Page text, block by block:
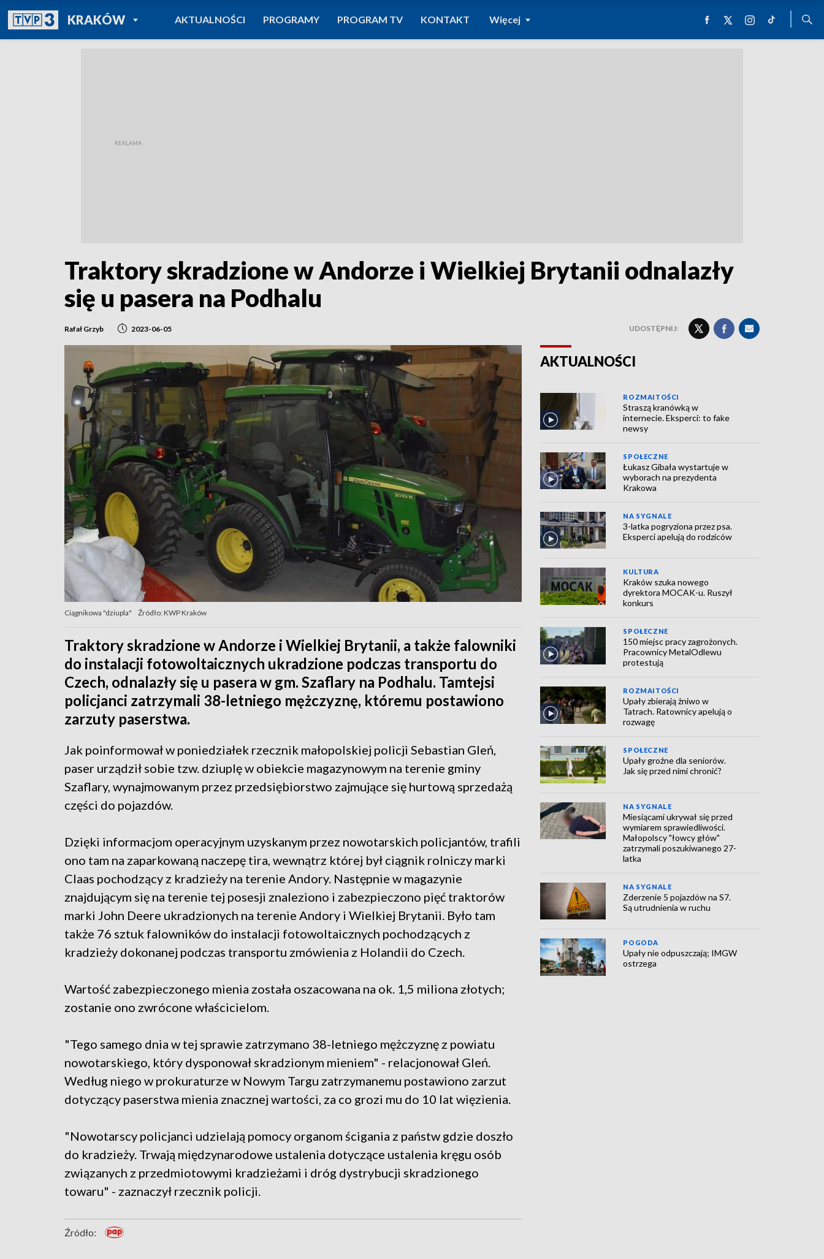
KRAKÓWPOWRÓT DO
TVP REGIONY
AKTUALNOŚCI PROGRAMY PROGRAM TV KONTAKT Więcej
Traktory skradzione w Andorze i Wielkiej Brytanii odnalazły
się u pasera na Podhalu
Rafał Grzyb 2023-06-05 UDOSTĘPNIJ:
Ciągnikowa "dziupla" Źródło: KWP Kraków
Traktory skradzione w Andorze i Wielkiej Brytanii, a także falowniki
do instalacji fotowoltaicznych ukradzione podczas transportu do
Czech, odnalazły się u pasera w gm. Szaflary na Podhalu. Tamtejsi
policjanci zatrzymali 38-letniego mężczyznę, któremu postawiono
zarzuty paserstwa.
Jak poinformował w poniedziałek rzecznik małopolskiej policji Sebastian Gleń,
paser urządził sobie tzw. dziuplę w obiekcie magazynowym na terenie gminy
Szaflary, wynajmowanym przez przedsiębiorstwo zajmujące się hurtową sprzedażą
części do pojazdów.
Dzięki informacjom operacyjnym uzyskanym przez nowotarskich policjantów, trafili
ono tam na zaparkowaną naczepę tira, wewnątrz której był ciągnik rolniczy marki
Claas pochodzący z kradzieży na terenie Andory. Następnie w magazynie
znajdującym się na terenie tej posesji znaleziono i zabezpieczono pięć traktorów
marki John Deere ukradzionych na terenie Andory i Wielkiej Brytanii. Było tam
także 76 sztuk falowników do instalacji fotowoltaicznych pochodzących z
kradzieży dokonanej podczas transportu zmówienia z Holandii do Czech.
Wartość zabezpieczonego mienia została oszacowana na ok. 1,5 miliona złotych;
zostanie ono zwrócone właścicielom.
"Tego samego dnia w tej sprawie zatrzymano 38-letniego mężczyznę z powiatu
nowotarskiego, który dysponował skradzionym mieniem" - relacjonował Gleń.
Według niego w prokuraturze w Nowym Targu zatrzymanemu postawiono zarzut
dotyczący paserstwa mienia znacznej wartości, za co grozi mu do 10 lat więzienia.
"Nowotarscy policjanci udzielają pomocy organom ścigania z państw gdzie doszło
do kradzieży. Trwają międzynarodowe ustalenia dotyczące ustalenia kręgu osób
związanych z przedmiotowymi kradzieżami i dróg dystrybucji skradzionego
towaru" - zaznaczył rzecznik policji.
Źródło:
AKTUALNOŚCI
ROZMAITOŚCI
Straszą kranówką w
internecie. Eksperci: to fake
newsy
SPOŁECZNE
Łukasz Gibała wystartuje w
wyborach na prezydenta
Krakowa
NA SYGNALE
3-latka pogryziona przez psa.
Eksperci apelują do rodziców
KULTURA
Kraków szuka nowego
dyrektora MOCAK-u. Ruszył
konkurs
SPOŁECZNE
150 miejsc pracy zagrożonych.
Pracownicy MetalOdlewu
protestują
ROZMAITOŚCI
Upały zbierają żniwo w
Tatrach. Ratownicy apelują o
rozwagę
SPOŁECZNE
Upały groźne dla seniorów.
Jak się przed nimi chronić?
NA SYGNALE
Miesiącami ukrywał się przed
wymiarem sprawiedliwości.
Małopolscy "łowcy głów"
zatrzymali poszukiwanego 27-
latka
NA SYGNALE
Zderzenie 5 pojazdów na S7.
Są utrudnienia w ruchu
POGODA
Upały nie odpuszczają; IMGW
ostrzega